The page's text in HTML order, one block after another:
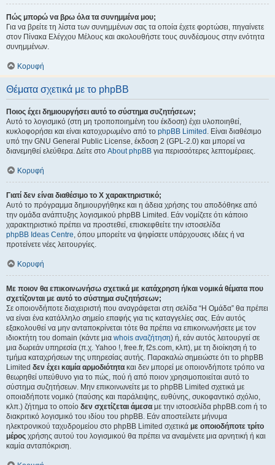
Πώς μπορώ να βρω όλα τα συνημμένα μου;
Για να βρείτε τη λίστα των συνημμένων σας τα οποία έχετε φορτώσει, πηγαίνετε
στον Πίνακα Ελέγχου Μέλους και ακολουθήστε τους συνδέσμους στην ενότητα
συνημμένων.
Κορυφή
Θέματα σχετικά με το phpBB
Ποιος έχει δημιουργήσει αυτό το σύστημα συζητήσεων;
Αυτό το λογισμικό (στη μη τροποποιημένη του έκδοση) έχει υλοποιηθεί,
κυκλοφορήσει και είναι κατοχυρωμένο από το phpBB Limited . Είναι διαθέσιμο
υπό την GNU General Public License, έκδοση 2 (GPL-2.0) και μπορεί να
διανεμηθεί ελεύθερα. Δείτε στο About phpBB για περισσότερες λεπτομέρειες.
Κορυφή
Γιατί δεν είναι διαθέσιμο το Χ χαρακτηριστικό;
Αυτό το πρόγραμμα δημιουργήθηκε και η άδεια χρήσης του αποδόθηκε από
την ομάδα ανάπτυξης λογισμικού phpBB Limited. Εάν νομίζετε ότι κάποιο
χαρακτηριστικό πρέπει να προστεθεί, επισκεφθείτε την ιστοσελίδα
phpBB Ideas Centre, όπου μπορείτε να ψηφίσετε υπάρχουσες ιδέες ή να
προτείνετε νέες λειτουργίες.
Κορυφή
Με ποιον θα επικοινωνήσω σχετικά με κατάχρηση ή/και νομικά θέματα που
σχετίζονται με αυτό το σύστημα συζητήσεων;
Σε οποιονδήποτε διαχειριστή που αναγράφεται στη σελίδα “Η Ομάδα” θα πρέπει
να είναι ένα κατάλληλο σημείο επαφής για τις καταγγελίες σας. Εάν αυτός
εξακολουθεί να μην ανταποκρίνεται τότε θα πρέπει να επικοινωνήσετε με τον
ιδιοκτήτη του domain (κάντε μια whois αναζήτηση) ή, εάν αυτός λειτουργεί σε
μια δωρεάν υπηρεσία (π.χ. Yahoo !, free.fr, f2s.com, κλπ), με τη διοίκηση ή το
τμήμα καταχρήσεων της υπηρεσίας αυτής. Παρακαλώ σημειώστε ότι το phpBB
Limited δεν έχει καμία αρμοδιότητα και δεν μπορεί με οποιονδήποτε τρόπο να
θεωρηθεί υπεύθυνο για το πώς, πού ή από ποιον χρησιμοποιείται αυτό το
σύστημα συζητήσεων. Μην επικοινωνείτε με το phpBB Limited σχετικά με
οποιαδήποτε νομικό (παύσης και παράλειψης, ευθύνης, συκοφαντικό σχόλιο,
κλπ.) ζήτημα το οποίο δεν σχετίζεται άμεσα με την ιστοσελίδα phpBB.com ή το
διακριτικό λογισμικό του ιδίου του phpBB. Εάν αποστείλετε μήνυμα
ηλεκτρονικού ταχυδρομείου στο phpBB Limited σχετικά με οποιοδήποτε τρίτο
μέρος χρήσης αυτού του λογισμικού θα πρέπει να αναμένετε μια αρνητική ή και
καμία ανταπόκριση.